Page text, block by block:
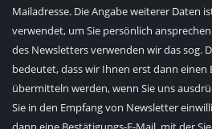
Mailadresse. Die Angabe weiterer Daten
verwendet, um Sie persönlich
des Newsletters verwenden wir das sog.
bedeutet, dass wir Ihnen erst dann einen
übermitteln werden, wenn Sie uns
Sie in den Empfang von Newsletter